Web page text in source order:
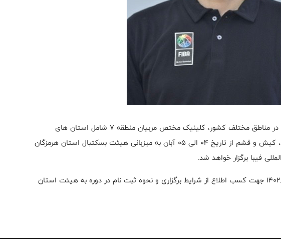
در ادامه برگزاری کلینیک های دانش افزایی در مناطق مختلف کشور، کلینیک مختص مربیان منطقه ۷ شامل استان های
هرمزگان، یزد، کرمان، سیستان و بلوچستان، کیش و قشم از تاریخ ۰۴ الی ۰۵ آبان به میزبانی هیئت بسکتبال استان هرمزگان
فیبا برگزار خواهد شد.
مربیان این مناطق حداکثر تا تاریخ ۱۴۰۲/۰۷/۲۴ جهت کسب اطلاع از شرایط برگزاری و نحوه ثبت نام در دوره به هیئت استان